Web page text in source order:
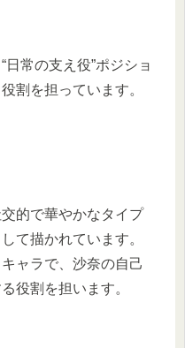
常の支え役”ポジショ
割を担っています。
的で華やかなタイプ
て描かれています。
ャラで、沙奈の自己
役割を担います。